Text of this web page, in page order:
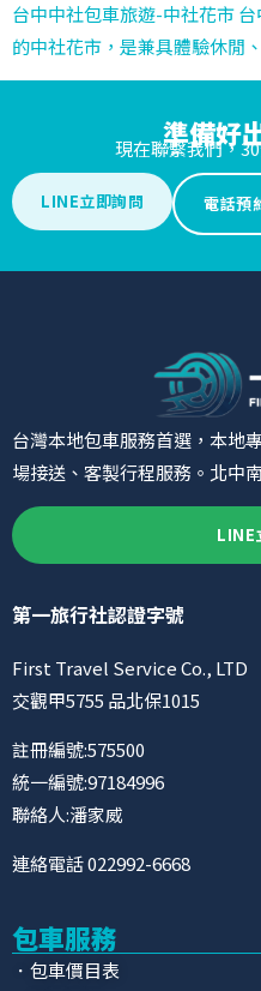
台中中社包車旅遊-中社花市
的中社花市，是兼具體驗休閒
準備好
現在聯繫我們，
LINE立即詢問 電話預
台灣本地包車服務首選，本地
場接送、客製行程服務。北中
LINE
第一旅行社認證字號
First Travel Service Co., LTD
交觀甲5755 品北保1015
註冊編號:575500
統一編號:97184996
聯絡人:潘家威
連絡電話 022992-6668
包車服務
．包車價目表